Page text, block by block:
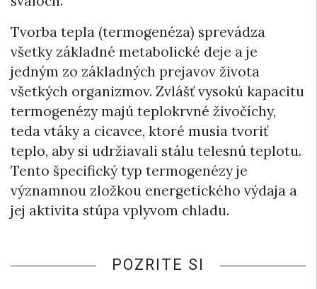
Tvorba tepla (termogenéza) sprevádza
všetky základné metabolické deje a je
jedným zo základných prejavov života
všetkých organizmov. Zvlášť vysokú kapacitu
termogenézy majú teplokrvné živočíchy,
teda vtáky a cicavce, ktoré musia tvoriť
teplo, aby si udržiavali stálu telesnú teplotu.
Tento špecifický typ termogenézy je
významnou zložkou energetického výdaja a
jej aktivita stúpa vplyvom chladu.
POZRITE SI